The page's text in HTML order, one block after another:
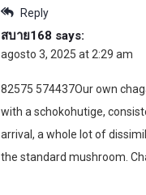
Reply
สบาย168 says:
agosto 3, 2025 at 2:29 am
82575 574437Our own
with a schokohutige,
arrival, a whole lot of
the standard mushroom.